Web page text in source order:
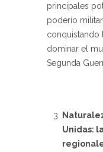
principales
poderío
conquistando
dominar el
Segunda
Unidas: